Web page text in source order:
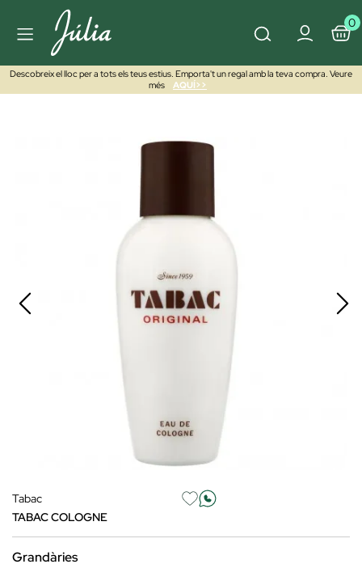
0
Descobreix el lloc per a tots els teus estius. Emporta't un regal amb la teva compra. Veure
més
AQUÍ>>
Tabac
TABAC COLOGNE
Grandàries